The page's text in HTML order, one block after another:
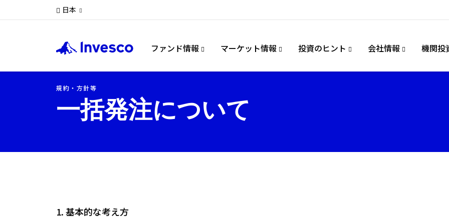
ファンド情報 マーケット情報 投資のヒント 会社情報 機関投
日本
規約・方針等
一括発注について
1. 基本的な考え方